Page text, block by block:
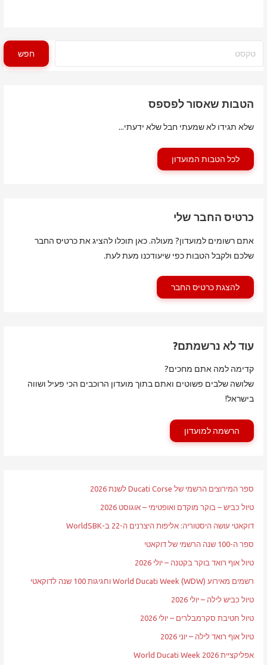
חפש
הטבות שאסור לפספס
שלא תגידו לא שמעתי חבל שלא ידעתי...
לכל הטבות המועדון
כרטיס החבר שלי
אתם רשומים למועדון? מעולה. כאן תוכלו להציג את כרטיס החבר
שלכם ולקבל הטבות כפי שיעודכנו מעת לעת.
להצגת כרטיס החבר
עוד לא נרשמתם?
קדימה למה אתם מחכים?
שלושה שלבים פשוטים ואתם בתוך מועדון הרוכבים הכי פעיל ושווה
בישראל!
הרשמה למועדון
ספר המירוצים הרשמי של Ducati Corse לשנת 2026
טיול כביש – בוקר מוקדם ואופטימי – אוגוסט 2026
דוקאטי עושה היסטוריה: אליפות היצרנים ה-22 ב-WorldSBK
ספר ה-100 שנה הרשמי של דוקאטי
טיול אוף רואד בוקר בקטנה – יולי 2026
רשמים מאירוע World Ducati Week (WDW) וחגיגות 100 שנה לדוקאטי
טיול כביש לילה – יולי 2026
טיול חטיבת סקרמבלרים – יולי 2026
טיול אוף רואד לילה – יוני 2026
אפליקציית World Ducati Week 2026